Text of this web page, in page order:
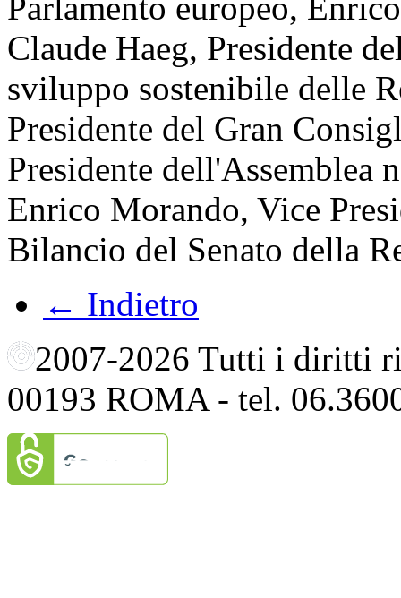
Claude Haeg, Presidente
sviluppo sostenibile delle
Presidente del Gran
Presidente dell'Assemblea
Enrico Morando, Vice
Bilancio del Senato della
← Indietro
2007-2026 Tutti i diritti
00193 ROMA - tel.